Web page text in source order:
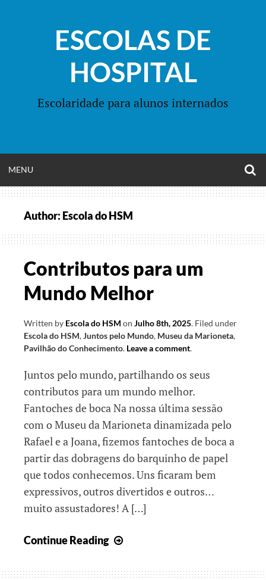
ESCOLAS DE
HOSPITAL
Escolaridade para alunos internados
MENU
MENU
Author: Escola do HSM
Contributos para um
Mundo Melhor
Written by Escola do HSM on Julho 8th, 2025. Filed under
Escola do HSM,Juntos pelo Mundo, Museu da Marioneta,
Pavilhão do Conhecimento. Leave a comment.
Juntos pelo mundo, partilhando os seus
contributos para um mundo melhor.
Fantoches de boca Na nossa última sessão
com o Museu da Marioneta dinamizada pelo
Rafael e a Joana, fizemos fantoches de boca a
partir das dobragens do barquinho de papel
que todos conhecemos. Uns ficaram bem
expressivos, outros divertidos e outros…
muito assustadores! A […]
Continue Reading
um